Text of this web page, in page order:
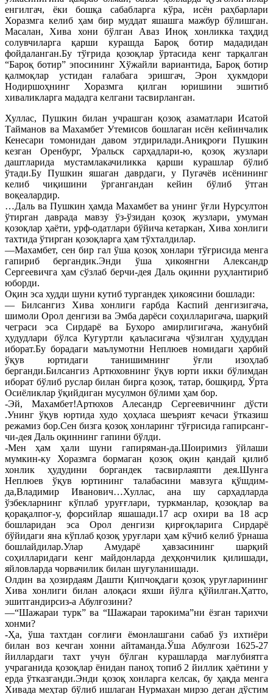
енгилгач, ёки бошқа сабабларга кўра, исён раҳбарлари
Хоразмга келиб ҳам бир муддат яшашга мажбур бўлишган.
Масалан, Хива хони бўлган Аваз Иноқ хонликка таҳдид
солувчиларга қарши курашда Бароқ ботир мададидан
фойдаланган.Бу тўғрида қозоқлар ўртасида кенг тарқалган
“Бароқ ботир” эпосининг Хўжайли вариантида, Бароқ ботир
қалмоқлар устидан ғалабага эришгач, Эрон ҳукмдори
Нодиршоҳнинг Хоразмга қилган юришини эшитиб
хиваликларга мададга келгани тасвирланган.
Хуллас, Пушкин билан учрашган қозоқ азаматлари Исатой
Тайманов ва Махамбет Утемисов бошлаган исён кейинчалик
Кенесари томонидан давом этдирилади.Аниқроғи Пушкин
кезган Оренбург, Уральск сарҳадлари-ю, қозоқ жузлари
даштларида мустамлакачиликка қарши курашлар бўлиб
ўтади.Бу Пушкин яшаган даврдаги, у Пугачёв исёнининг
келиб чиқишини ўргангандан кейин бўлиб ўтган
воқеалардир.
…Даль ва Пушкин ҳамда Махамбет ва унинг ўғли Нурсултон
ўтирган даврада мавзу ўз-ўзидан қозоқ жузлари, умуман
қозоқлар ҳаёти, урф-одатлари бўйича кетаркан, Хива хонлиги
тахтида ўтирган қозоқларга ҳам тўхталдилар.
—Махамбет, сен бир гал ўша қозоқ хонлари тўғрисида менга
гапириб бергандик.Энди ўша ҳикоянгни Александр
Сергеевичга ҳам сўзлаб берчи-дея Даль оқинни руҳлантириб
юборди.
Оқин эса худди шуни кутиб тургандек ҳикоясини бошлади:
— Билсангиз Хива хонлиги ғарбда Каспий денгизигача,
шимоли Орол денгизи ва Эмба дарёси соҳилларигача, шарқий
чеграси эса Сирдарё ва Бухоро амирлигигача, жанубий
ҳудудлари бўлса Кугуртли қаъласигача чўзилган ҳудуддан
иборат.Бу борадаги маълумотни Неплюев номидаги ҳарбий
ўқув юртидаги танишимнинг ўғли изоҳлаб
берганди.Билсангиз Артюховнинг ўқув юрти икки бўлимдан
иборат бўлиб руслар билан бирга қозоқ, татар, бошқирд, Ўрта
Осиёликлар ўқийдиган мусулмон бўлими ҳам бор.
-Эй, Махамбет!Артюхов Алесандр Сергеевичнинг дўсти
.Унинг ўқув юртида худо ҳоҳласа шеърият кечаси ўтказиш
режамиз бор.Сен бизга қозоқ хонларинг тўғрисида гапирсанг-
чи-дея Даль оқиннинг гапини бўлди.
-Мен ҳам ҳали шуни гапиряман-да.Шоиримиз ўйлаши
мумкин-ку Хоразмга бормаган қозоқ оқин қандай қилиб
хонлик ҳудудини боргандек тасвирлаяпти дея.Шунга
Неплюев ўқув юртининг талабасини мавзуга қўшдим-
да,Владимир Иванович…Хуллас, ана шу сарҳадларда
ўзбекларнинг кўплаб уруғғлари, туркманлар, қозоқлар ва
қорақалпоғ-у, форсийлар яшашади.17 аср охири ва 18 аср
бошларидан эса Орол денгизи қирғоқларига Сирдарё
бўйидаги яна кўплаб қозоқ уруғлари ҳам кўчиб келиб ўрнаша
бошлайдилар.Улар Амударё ҳавзасининг шарқий
соҳилларидаги кенг майдонларда деҳқончилик қилишади,
яйловларда чорвачилик билан шуғуланишади.
Олдин ва ҳозирдаям Дашти Қипчоқдаги қозоқ уруғларининг
Хива хонлиги билан алоқаси яхши йўлга қўйилган.Ҳатто,
эшитгандирсиз-а Абулғозини?
—“Шажараи турк” ва “Шажараи тарокима”ни ёзган тарихчи
хонми?
-Ҳа, ўша тахтдан соғлиғи ёмонлашгани сабаб ўз ихтиёри
билан воз кечган хонни айтаманда.Ўша Абулғози 1625-27
йиллардаги тахт учун бўлган курашларда мағлубиятга
учраганида қозоқлар ёнидан паноҳ топиб 2 йиллик ҳаётини у
ерда ўтказганди.Энди қозоқ хонларга келсак, бу ҳақда менга
Хивада меҳтар бўлиб ишлаган Нурмахан мирзо деган дўстим